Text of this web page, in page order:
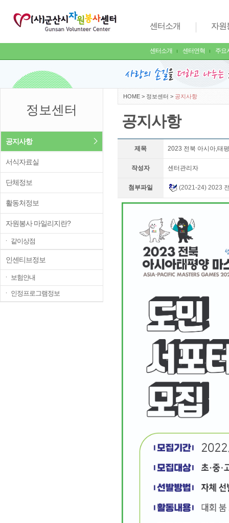
센터소개
센터소개 센터연혁 주요
자원
정보센터
공지사항
서식자료실
단체정보
활동처정보
자원봉사 마일리지란?
ㆍ 같이상점
인센티브정보
ㆍ 보험안내
ㆍ 인정프로그램정보
HOME > 정보센터 > 공지사항
공지사항
제목 2023 전북 아시아,태
작성자 센터관리자
첨부파일 (2021-24) 2023